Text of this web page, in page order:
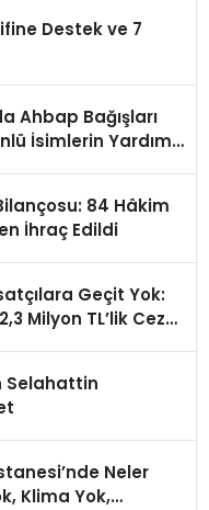
Destek ve 7
Ahbap Bağışları
İsimlerin Yardım
84 Hâkim
İhraç Edildi
Geçit Yok:
Milyon TL’lik Ceza
Selahattin
Neler
Klima Yok,